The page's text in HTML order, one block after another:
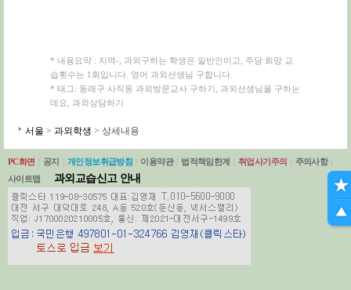
* 내용요약 : 지역-, 과외구하는 학생은 일반인이고, 주당 희망 교
습횟수는 1회입니다. 영어 과외선생님 구합니다.
* 태그: 동래구 사직동 과외방문교사 구하기, 과외선생님을 구하는
데요, 과외상담하기
서울 > 과외학생 > 상세내용
PC화면 공지 개인정보취급방침 이용약관 법적책임한계 취업사기주의 주의사항
사이트맵
과외교습신고 안내